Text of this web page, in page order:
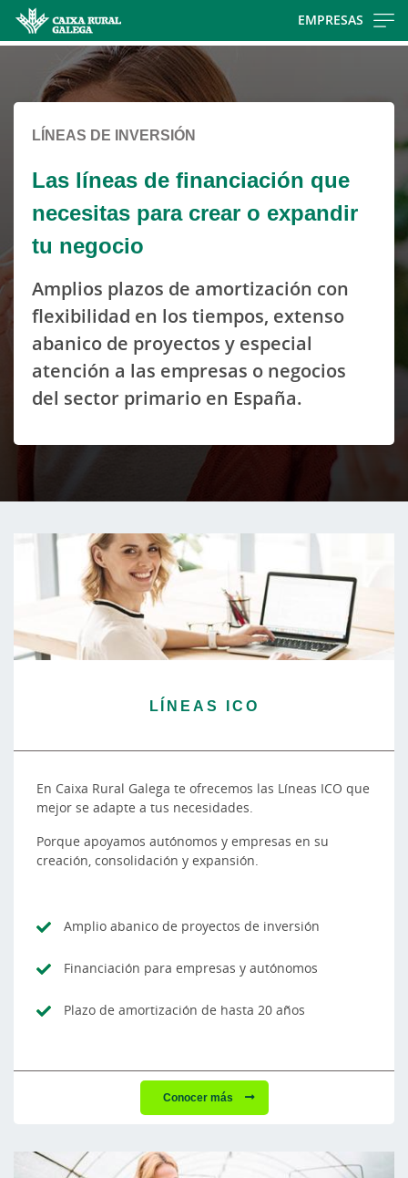
main
contentt
EMPRESAS
Cargando
contenido,
por
favor
espere...
LÍNEAS DE INVERSIÓN
Las líneas de financiación que
necesitas para crear o expandir
tu negocio
Amplios plazos de amortización con
flexibilidad en los tiempos, extenso
abanico de proyectos y especial
atención a las empresas o negocios
del sector primario en España.
LÍNEAS ICO
En Caixa Rural Galega te ofrecemos las Líneas ICO que
mejor se adapte a tus necesidades.
Porque apoyamos autónomos y empresas en su
creación, consolidación y expansión.
Amplio abanico de proyectos de inversión
Financiación para empresas y autónomos
Plazo de amortización de hasta 20 años
Conocer más